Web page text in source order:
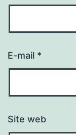
E-mail *
Site web